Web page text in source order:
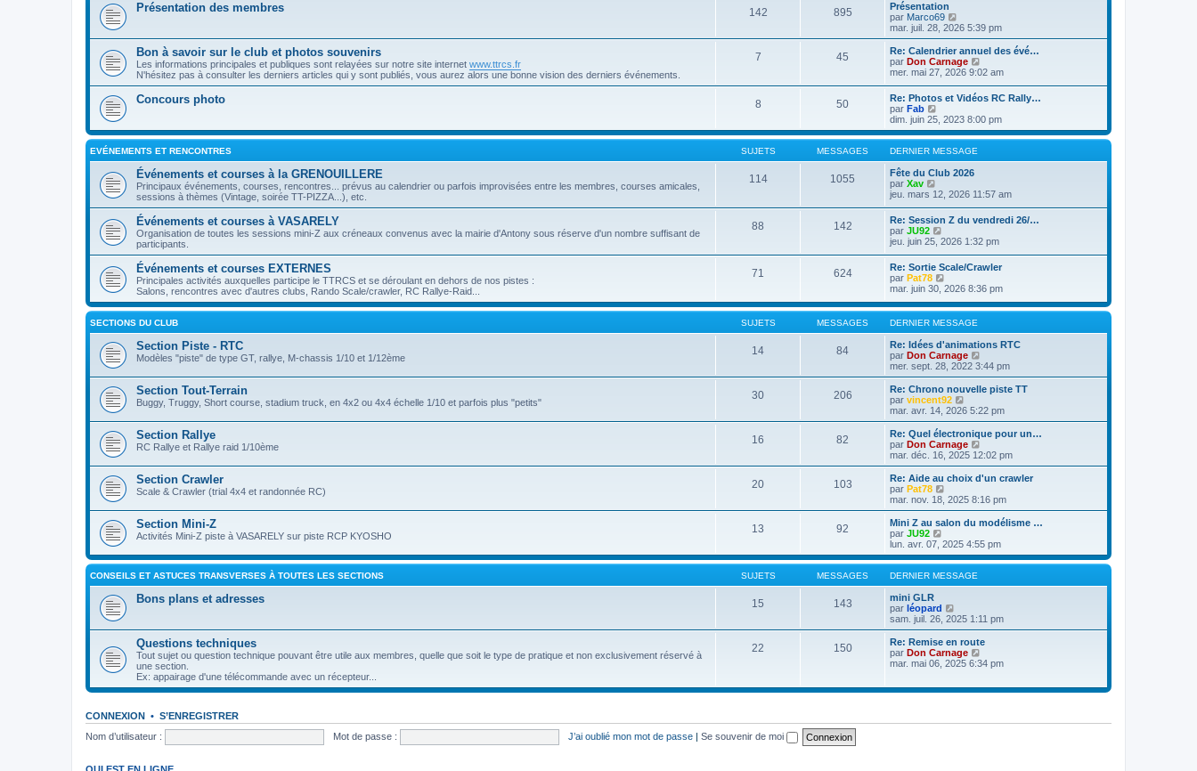
l
e
r
n
i
e
r
e
s
s
a
g
e
Présentation des membres 142 895
Présentation
par Marco69
o
i
r
l
e
e
r
i
e
m
e
s
a
g
e
mar. juil. 28, 2026 5:39 pm
Bon à savoir sur le club et photos souvenirs
Les informations principales et publiques sont relayées sur notre site internet www.ttrcs.fr
N'hésitez pas à consulter les derniers articles qui y sont publiés, vous aurez alors une bonne vision des derniers événements.
7 45
Re: Calendrier annuel des évé…
par Don Carnage
o
l
e
d
e
m
e
s
a
g
e
mer. mai 27, 2026 9:02 am
Concours photo 8 50
Re: Photos et Vidéos RC Rally…
par Fab
o
i
r
l
e
d
r
e
r
m
e
s
s
a
g
e
dim. juin 25, 2023 8:00 pm
EVÉNEMENTS ET RENCONTRES SUJETS MESSAGES DERNIER MESSAGE
Événements et courses à la GRENOUILLERE
Principaux événements, courses, rencontres... prévus au calendrier ou parfois improvisées entre les membres, courses amicales,
sessions à thèmes (Vintage, soirée TT-PIZZA...), etc.
114 1055
Fête du Club 2026
par Xav
o
l
e
d
e
r
n
i
e
r
m
e
s
s
a
g
e
jeu. mars 12, 2026 11:57 am
Événements et courses à VASARELY
Organisation de toutes les sessions mini-Z aux créneaux convenus avec la mairie d'Antony sous réserve d'un nombre suffisant de
participants.
88 142
Re: Session Z du vendredi 26/…
par JU92
o
r
l
e
d
e
r
n
i
e
r
m
e
s
s
a
g
e
jeu. juin 25, 2026 1:32 pm
Événements et courses EXTERNES
Principales activités auxquelles participe le TTRCS et se déroulant en dehors de nos pistes :
Salons, rencontres avec d'autres clubs, Rando Scale/crawler, RC Rallye-Raid...
71 624
Re: Sortie Scale/Crawler
par Pat78
o
r
l
d
e
r
n
e
r
m
e
s
s
a
g
e
mar. juin 30, 2026 8:36 pm
SECTIONS DU CLUB SUJETS MESSAGES DERNIER MESSAGE
Section Piste - RTC
Modèles "piste" de type GT, rallye, M-chassis 1/10 et 1/12ème
14 84
Re: Idées d'animations RTC
par Don Carnage
o
i
r
e
r
n
i
r
e
s
s
g
e
mer. sept. 28, 2022 3:44 pm
Section Tout-Terrain
Buggy, Truggy, Short course, stadium truck, en 4x2 ou 4x4 échelle 1/10 et parfois plus "petits"
30 206
Re: Chrono nouvelle piste TT
par vincent92
o
i
r
l
e
e
r
n
i
r
e
s
a
mar. avr. 14, 2026 5:22 pm
Section Rallye
RC Rallye et Rallye raid 1/10ème
16 82
Re: Quel électronique pour un…
par Don Carnage
o
i
r
e
r
n
i
e
s
a
e
mar. déc. 16, 2025 12:02 pm
Section Crawler
Scale & Crawler (trial 4x4 et randonnée RC)
20 103
Re: Aide au choix d'un crawler
par Pat78
o
i
r
e
e
r
n
e
r
s
s
a
e
mar. nov. 18, 2025 8:16 pm
Section Mini-Z
Activités Mini-Z piste à VASARELY sur piste RCP KYOSHO
13 92
Mini Z au salon du modélisme …
par JU92
o
i
r
l
e
e
r
n
i
e
r
s
g
lun. avr. 07, 2025 4:55 pm
CONSEILS ET ASTUCES TRANSVERSES À TOUTES LES SECTIONS SUJETS MESSAGES DERNIER MESSAGE
Bons plans et adresses 15 143
mini GLR
par léopard
o
i
r
l
e
r
e
sam. juil. 26, 2025 1:11 pm
Questions techniques
Tout sujet ou question technique pouvant être utile aux membres, quelle que soit le type de pratique et non exclusivement réservé à
une section.
Ex: appairage d'une télécommande avec un récepteur...
22 150
Re: Remise en route
par Don Carnage
o
l
e
mar. mai 06, 2025 6:34 pm
CONNEXION • S’ENREGISTRER
Nom d’utilisateur :
Mot de passe : J’ai oublié mon mot de passe | Se souvenir de moi